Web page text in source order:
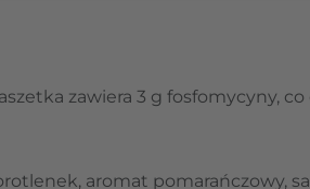
zawiera 3 g fosfomycyny,
aromat pomarańczowy,